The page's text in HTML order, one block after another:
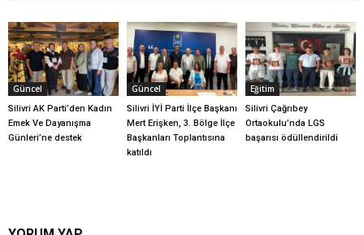
Güncel
Silivri AK Parti’den Kadın
Emek Ve Dayanışma
Günleri’ne destek
Güncel
Silivri İYİ Parti İlçe Başkanı
Mert Erişken, 3. Bölge İlçe
Başkanları Toplantısına
katıldı
Eğitim
Silivri Çağrıbey
Ortaokulu’nda LGS
başarısı ödüllendirildi